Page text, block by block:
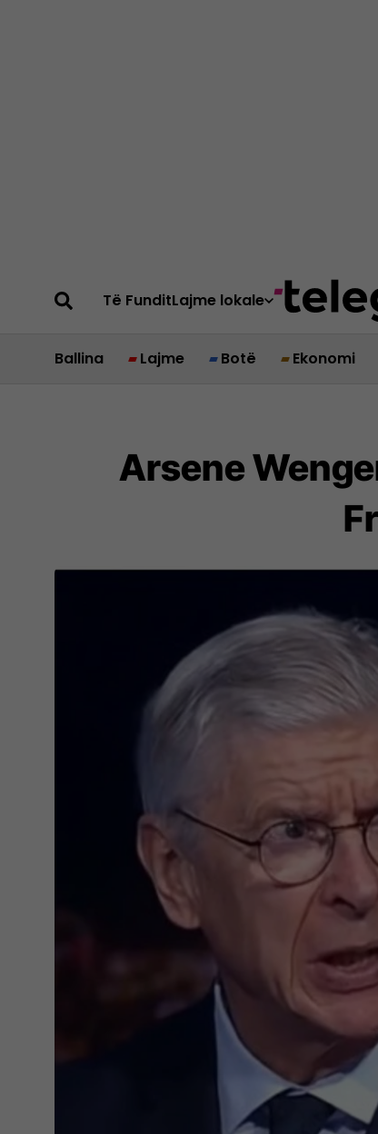
Të FunditLajme lokale
Ballina Lajme Botë Ekonomi
Arsene